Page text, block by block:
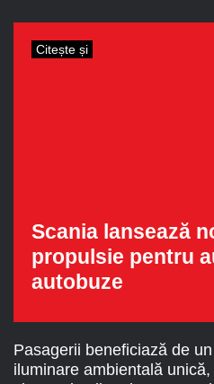
Citește și
Scania lansează
propulsie pentru
autobuze
Pasagerii beneficiază de
iluminare ambientală